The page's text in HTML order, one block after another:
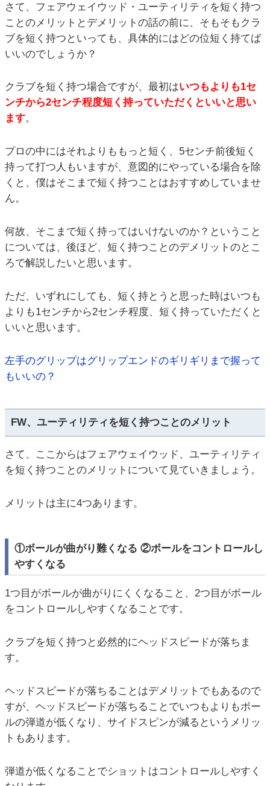
さて、フェアウェイウッド・ユーティリティを短く持つ
ことのメリットとデメリットの話の前に、そもそもクラ
ブを短く持つといっても、具体的にはどの位短く持てば
いいのでしょうか？
クラブを短く持つ場合ですが、最初はいつもよりも1セ
ンチから2センチ程度短く持っていただくといいと思い
ます。
プロの中にはそれよりももっと短く、5センチ前後短く
持って打つ人もいますが、意図的にやっている場合を除
くと、僕はそこまで短く持つことはおすすめしていませ
ん。
何故、そこまで短く持ってはいけないのか？ということ
については、後ほど、短く持つことのデメリットのとこ
ろで解説したいと思います。
ただ、いずれにしても、短く持とうと思った時はいつも
よりも1センチから2センチ程度、短く持っていただくと
いいと思います。
左手のグリップはグリップエンドのギリギリまで握って
もいいの？
FW、ユーティリティを短く持つことのメリット
さて、ここからはフェアウェイウッド、ユーティリティ
を短く持つことのメリットについて見ていきましょう。
メリットは主に4つあります。
①ボールが曲がり難くなる ②ボールをコントロールし
やすくなる
1つ目がボールが曲がりにくくなること、2つ目がボール
をコントロールしやすくなることです。
クラブを短く持つと必然的にヘッドスピードが落ちま
す。
ヘッドスピードが落ちることはデメリットでもあるので
すが、ヘッドスピードが落ちることでいつもよりもボー
ルの弾道が低くなり、サイドスピンが減るというメリッ
トもあります。
弾道が低くなることでショットはコントロールしやすく